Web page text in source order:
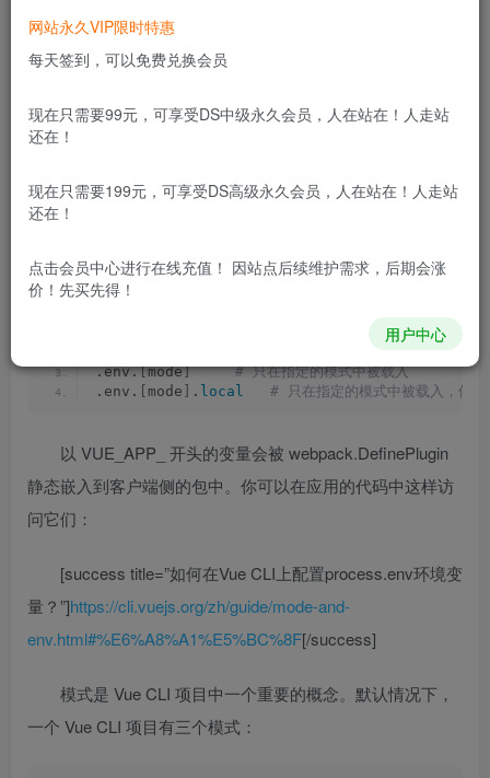
修改.Env环境变量文件之后，需要重新运行server才会
中放置下列文件来指定环境变量：
# 在所有的环境中被载入
# 在所有的环境中被载入，但会被
.env.[mode]
# 只在指定的模式中被载入
.env.
mode . local # 只在指定的模式中被载入，但
以 VUE_APP_ 开头的变量会被 webpack.DefinePlugin
静态嵌入到客户端侧的包中。你可以在应用的代码中这样访
问它们：
[success title=”如何在Vue CLI上配置process.env环境变
量？”]https://cli.vuejs.org/zh/guide/mode-and-
env.html#%E6%A8%A1%E5%BC%8F[/success]
模式是 Vue CLI 项目中一个重要的概念。默认情况下，
一个 Vue CLI 项目有三个模式：
网站永久VIP限时特惠
每天签到，可以免费兑换会员
现在只需要99元，可享受DS中级永久会员，人在站在！人走站
还在！
现在只需要199元，可享受DS高级永久会员，人在站在！人走站
还在！
点击会员中心进行在线充值！ 因站点后续维护需求，后期会涨
价！先买先得！
用户中心